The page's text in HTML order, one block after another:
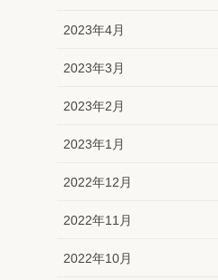
2023年4月
2023年3月
2023年2月
2023年1月
2022年12月
2022年11月
2022年10月